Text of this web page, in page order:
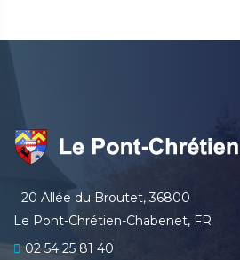
20 Allée du Broutet, 36800
Le Pont-Chrétien-Chabenet, FR
02 54 25 81 40